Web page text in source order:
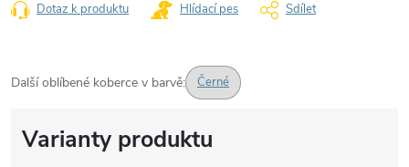
Dotaz k produktu Hlídací pes Sdílet
Další oblíbené koberce v barvě: Černé